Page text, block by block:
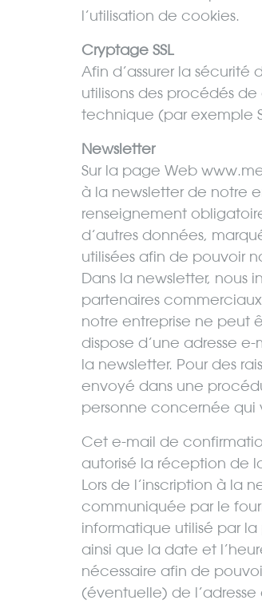
l’utilisation de cookies.
Cryptage SSL
Afin d’assurer la sécurité
utilisons des procédés
technique (par exemple
Newsletter
Sur la page Web
à la newsletter de notre
renseignement
d’autres données,
utilisées afin de pouvoir
Dans la newsletter, nous
partenaires
notre entreprise ne peut
dispose d’une adresse
la newsletter. Pour des
envoyé dans une
personne concernée qui
Cet e-mail de
autorisé la réception de
Lors de l’inscription à la
communiquée par le
informatique utilisé par
ainsi que la date et
nécessaire afin de
(éventuelle) de